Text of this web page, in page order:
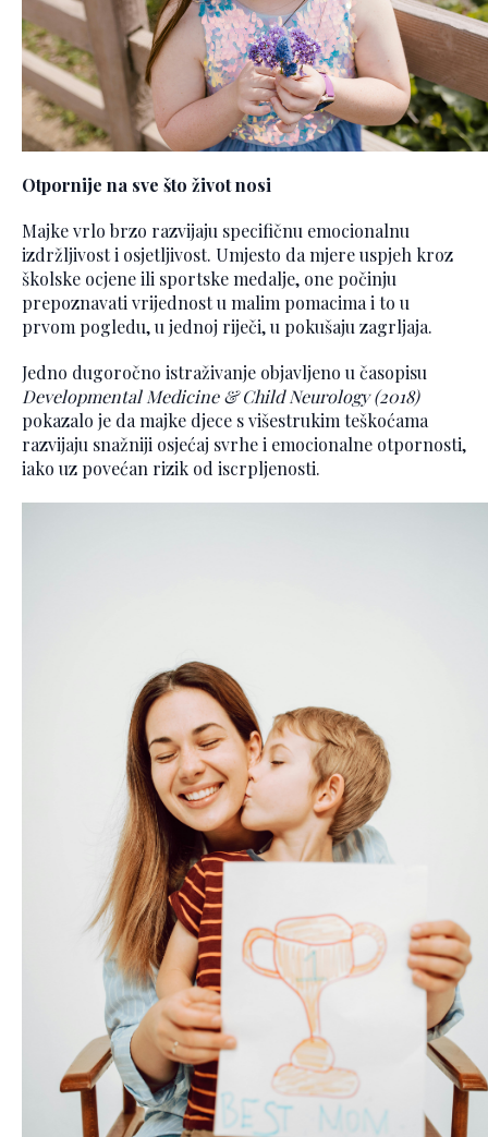
Otpornije na sve što život nosi
Majke vrlo brzo razvijaju specifičnu emocionalnu
izdržljivost i osjetljivost. Umjesto da mjere uspjeh kroz
školske ocjene ili sportske medalje, one počinju
prepoznavati vrijednost u malim pomacima i to u
prvom pogledu, u jednoj riječi, u pokušaju zagrljaja.
Jedno dugoročno istraživanje objavljeno u časopisu
Developmental Medicine & Child Neurology (2018)
pokazalo je da majke djece s višestrukim teškoćama
razvijaju snažniji osjećaj svrhe i emocionalne otpornosti,
iako uz povećan rizik od iscrpljenosti.